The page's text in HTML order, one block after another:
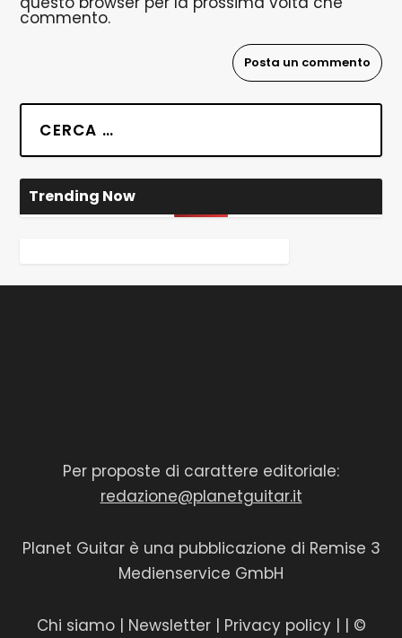
commento.
Trending Now
Per proposte di carattere editoriale:
redazione@planetguitar.it
Planet Guitar è una pubblicazione di Remise 3
Medienservice GmbH
Chi siamo| Newsletter | Privacy policy| | ©